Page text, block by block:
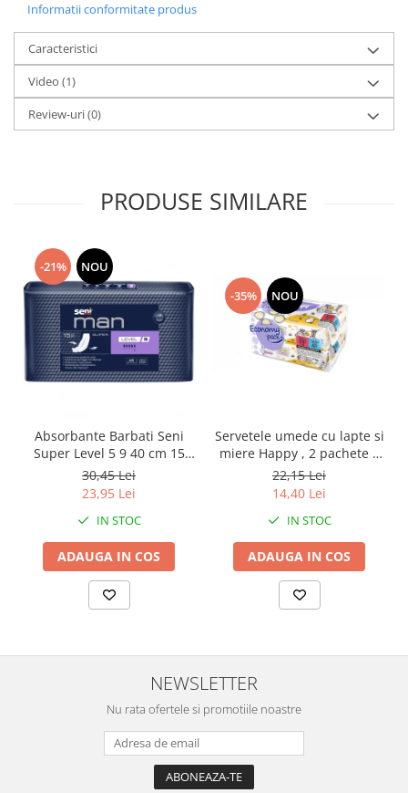
Informatii conformitate produs
Caracteristici
Video (1)
Review-uri(0)
PRODUSE SIMILARE
-21% NOU
Absorbante Barbati Seni
Super Level 5 9 40 cm 15
Bucati
30,45 Lei
23,95 Lei
IN STOC
ADAUGA IN COS
-35% NOU
Servetele umede cu lapte si
miere Happy , 2 pachete x
64 bucati, 128 bucati
22,15 Lei
14,40 Lei
IN STOC
ADAUGA IN COS
NEWSLETTER
Nu rata ofertele si promotiile noastre